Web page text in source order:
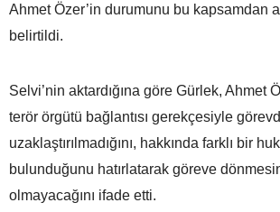
Ahmet Özer’in durumunu bu kapsamdan
belirtildi.
Selvi’nin aktardığına göre Gürlek, Ahmet
terör örgütü bağlantısı gerekçesiyle
uzaklaştırılmadığını, hakkında farklı bir
bulunduğunu hatırlatarak göreve
olmayacağını ifade etti.